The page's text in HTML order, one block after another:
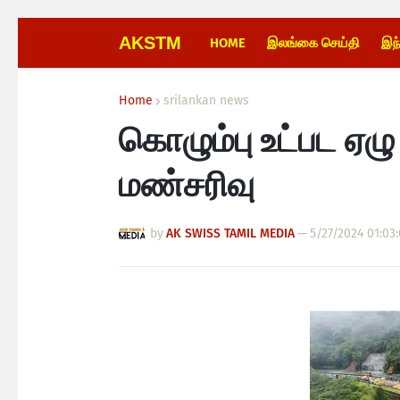
AKSTM HOME இலங்கை செய்தி
Home srilankan news
கொழும்பு உட்பட
மண்சரிவு
byAK SWISS TAMIL MEDIA—5/27/2024